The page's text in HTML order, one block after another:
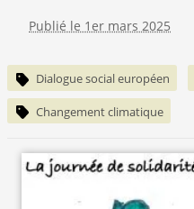
Publié le 1er mars 2025
Dialogue social européen
Changement climatique